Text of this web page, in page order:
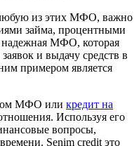
из этих МФО, важно
займа, процентными
надежная МФО, которая
и выдачу средств в
примером является
МФО или кредит на
Используя его
вопросы,
Senim credit это